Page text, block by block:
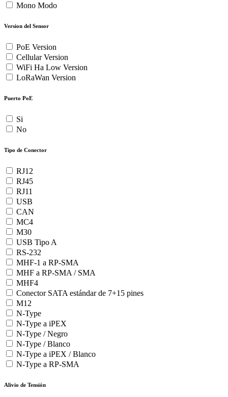
Mono Modo
Version del Sensor
PoE Version
Cellular Version
WiFi Ha Low Version
LoRaWan Version
Puerto PoE
Si
No
Tipo de Conector
RJ12
RJ45
RJ11
USB
CAN
MC4
M30
USB Tipo A
RS-232
MHF-1 a RP-SMA
MHF a RP-SMA / SMA
MHF4
Conector SATA estándar de 7+15 pines
M12
N-Type
N-Type a iPEX
N-Type / Negro
N-Type / Blanco
N-Type a iPEX / Blanco
N-Type a RP-SMA
Alivio de Tensión